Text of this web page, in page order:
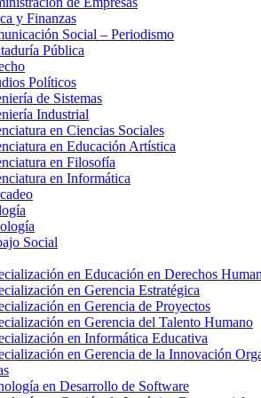
y Finanzas
Social – Periodismo
Pública
Políticos
de Sistemas
Industrial
en Ciencias Sociales
en Educación Artística
en Filosofía
en Informática
Social
en Educación en Derechos
en Gerencia Estratégica
en Gerencia de Proyectos
en Gerencia del Talento Humano
en Informática Educativa
en Gerencia de la Innovación
en Desarrollo de Software